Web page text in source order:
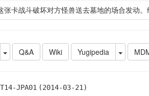
卡战斗破坏对方怪兽送去墓地的场合发动。
Q&A Wiki Yugipedia
JPA01(2014-03-21)